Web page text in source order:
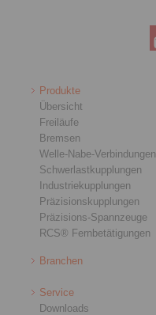
Produkte
Übersicht
Freiläufe
Bremsen
Welle-Nabe-Verbindungen
Schwerlastkupplungen
Industriekupplungen
Präzisionskupplungen
Präzisions-Spannzeuge
RCS® Fernbetätigungen
Branchen
Service
Downloads